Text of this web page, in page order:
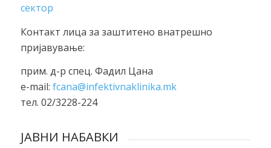
сектор
Контакт лица за заштитено внатрешно
пријавување:
прим. д-р спец. Фадил Цана
e-mail: fcana@infektivnaklinika.mk
тел. 02/3228-224
ЈАВНИ НАБАВКИ